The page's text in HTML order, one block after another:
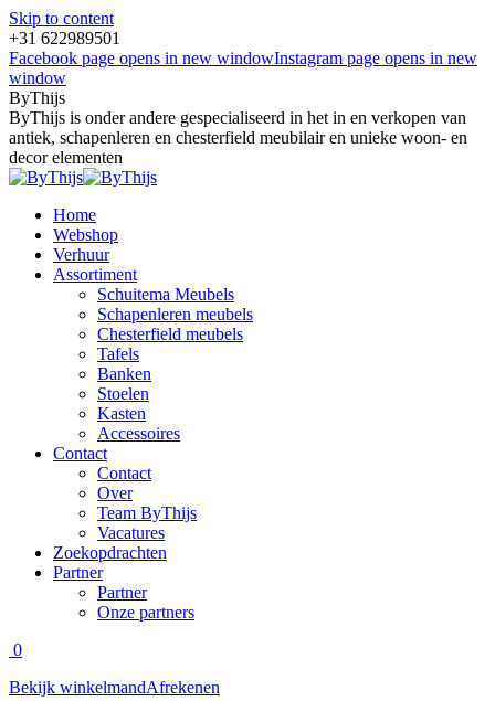
Skip to content
+31 622989501
Facebook page opens in new windowInstagram page opens in new
window
ByThijs
ByThijs is onder andere gespecialiseerd in het in en verkopen van
antiek, schapenleren en chesterfield meubilair en unieke woon- en
decor elementen
Home
Webshop
Verhuur
Assortiment
Schuitema Meubels
Schapenleren meubels
Chesterfield meubels
Tafels
Banken
Stoelen
Kasten
Accessoires
Contact
Contact
Over
Team ByThijs
Vacatures
Zoekopdrachten
Partner
Partner
Onze partners
0
Bekijk winkelmandAfrekenen